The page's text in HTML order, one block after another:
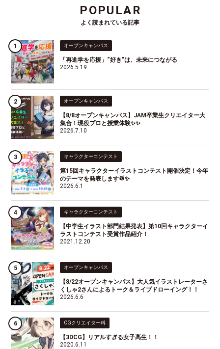
POPULAR
よく読まれている記事
オープンキャンパス
「再進学を応援」“好き”は、未来につながる
2026.5.19
オープンキャンパス
【8/8オープンキャンパス】JAM卒業生クリエイター大
集合！現役プロと授業体験✨✨
2026.7.10
キャラクターコンテスト
第15回キャラクターイラストコンテスト開催決定！今年
のテーマを発表します🥁✨
2026.6.1
キャラクターコンテスト
【中学生イラスト部門結果発表】第10回キャラクターイ
ラストコンテスト受賞作品紹介！
2021.12.20
オープンキャンパス
【8/22オープンキャンパス】大人気イラストレーターさ
くしゃ2さんによるトーク＆ライブドローイング！！
2026.6.6
CGクリエイター科
【3DCG】リアルすぎる女子高生！！
2020.6.11